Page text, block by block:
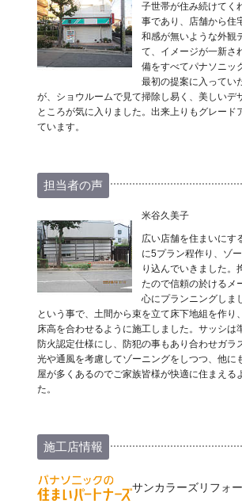
子世帯が住み続けてく
事であり、店舗から住
和感が無いような外観
て、イメージが一新さ
備をすべてパナソニッ
最初の提案に入ってい
が、ショウルームで見て掃除し易く、美しいデ
ところが気に入りました。出来上りもグレード
ています。
担当者の声
米谷久美子
広い店舗を住まいにす
に5プラン程作り、ゾ
り込んでいきました。
たので信頼の於けるメ
心にプランニングしま
という事で、土間から束を立て床下地組を作り
床高を合わせるように施工しました。サッシは
防火認定仕様にし、防犯の事もあり合わせガラ
光や通風を考慮してゾーニングをしつつ、他に
屋が多くあるのでご家族皆様が快適に住まえる
た。
施工店情報
サンカラーズリフォ